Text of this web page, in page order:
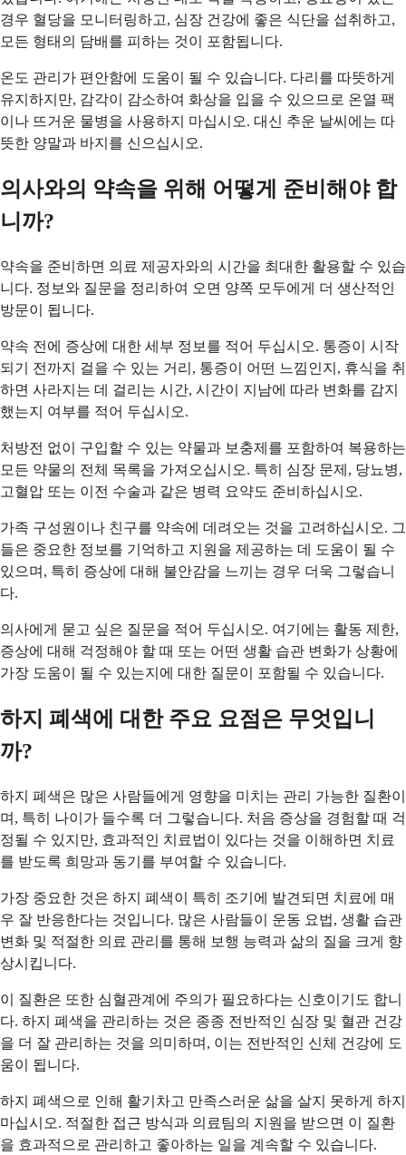
경우 혈당을 모니터링하고, 심장 건강에 좋은 식단을 섭취하고,
모든 형태의 담배를 피하는 것이 포함됩니다.
온도 관리가 편안함에 도움이 될 수 있습니다. 다리를 따뜻하게
유지하지만, 감각이 감소하여 화상을 입을 수 있으므로 온열 팩
이나 뜨거운 물병을 사용하지 마십시오. 대신 추운 날씨에는 따
뜻한 양말과 바지를 신으십시오.
의사와의 약속을 위해 어떻게 준비해야 합
니까?
약속을 준비하면 의료 제공자와의 시간을 최대한 활용할 수 있습
니다. 정보와 질문을 정리하여 오면 양쪽 모두에게 더 생산적인
방문이 됩니다.
약속 전에 증상에 대한 세부 정보를 적어 두십시오. 통증이 시작
되기 전까지 걸을 수 있는 거리, 통증이 어떤 느낌인지, 휴식을 취
하면 사라지는 데 걸리는 시간, 시간이 지남에 따라 변화를 감지
했는지 여부를 적어 두십시오.
처방전 없이 구입할 수 있는 약물과 보충제를 포함하여 복용하는
모든 약물의 전체 목록을 가져오십시오. 특히 심장 문제, 당뇨병,
고혈압 또는 이전 수술과 같은 병력 요약도 준비하십시오.
가족 구성원이나 친구를 약속에 데려오는 것을 고려하십시오. 그
들은 중요한 정보를 기억하고 지원을 제공하는 데 도움이 될 수
있으며, 특히 증상에 대해 불안감을 느끼는 경우 더욱 그렇습니
다.
의사에게 묻고 싶은 질문을 적어 두십시오. 여기에는 활동 제한,
증상에 대해 걱정해야 할 때 또는 어떤 생활 습관 변화가 상황에
가장 도움이 될 수 있는지에 대한 질문이 포함될 수 있습니다.
하지 폐색에 대한 주요 요점은 무엇입니
까?
하지 폐색은 많은 사람들에게 영향을 미치는 관리 가능한 질환이
며, 특히 나이가 들수록 더 그렇습니다. 처음 증상을 경험할 때 걱
정될 수 있지만, 효과적인 치료법이 있다는 것을 이해하면 치료
를 받도록 희망과 동기를 부여할 수 있습니다.
가장 중요한 것은 하지 폐색이 특히 조기에 발견되면 치료에 매
우 잘 반응한다는 것입니다. 많은 사람들이 운동 요법, 생활 습관
변화 및 적절한 의료 관리를 통해 보행 능력과 삶의 질을 크게 향
상시킵니다.
이 질환은 또한 심혈관계에 주의가 필요하다는 신호이기도 합니
다. 하지 폐색을 관리하는 것은 종종 전반적인 심장 및 혈관 건강
을 더 잘 관리하는 것을 의미하며, 이는 전반적인 신체 건강에 도
움이 됩니다.
하지 폐색으로 인해 활기차고 만족스러운 삶을 살지 못하게 하지
마십시오. 적절한 접근 방식과 의료팀의 지원을 받으면 이 질환
을 효과적으로 관리하고 좋아하는 일을 계속할 수 있습니다.